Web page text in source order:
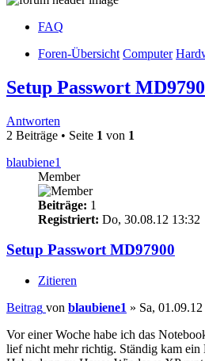
FAQ
Foren-Übersicht Computer
Setup Passwort
Antworten
2 Beiträge • Seite 1 von 1
blaubiene1
Member
Beiträge: 1
Registriert: Do, 30.08.12 13:32
Setup Passwort MD97900
Zitieren
Beitrag von blaubiene1 » Sa,
Vor einer Woche habe ich das
lief nicht mehr richtig. Ständig kam ein